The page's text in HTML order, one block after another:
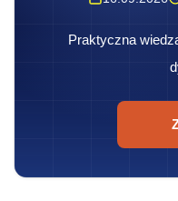
Praktyczna